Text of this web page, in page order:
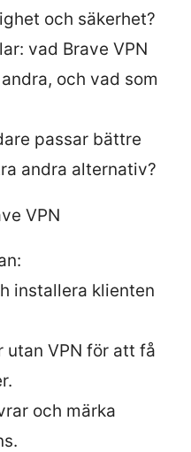
och säkerhet?
vad Brave VPN
och vad som
passar bättre
andra alternativ?
VPN
installera klienten
utan VPN för att få
och märka